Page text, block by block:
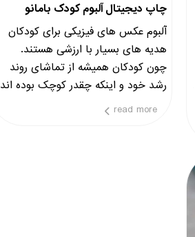
چاپ دیجیتال آلبوم کودک بامانو
آلبوم عکس های فیزیکی برای کودکان
هدیه های بسیار با ارزشی هستند.
چون کودکان همیشه از تماشای روند
رشد خود و اینکه چقدر کوچک بوده اند
متعجب می شوند و کنجکاوی می کن
read more